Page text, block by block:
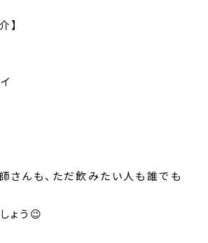
】
さんも、ただ飲みたい人も誰でも
ょう😉